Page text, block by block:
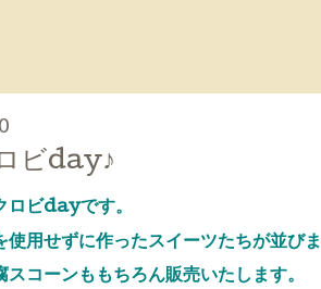
ビday♪
ロビdayです。
用せずに作ったスイーツたちが並びま
コーンももちろん販売いたします。